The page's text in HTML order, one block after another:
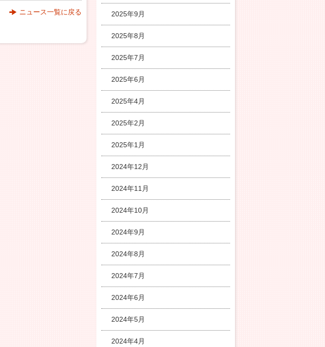
ニュース一覧に戻る 2025年9月
2025年8月
2025年7月
2025年6月
2025年4月
2025年2月
2025年1月
2024年12月
2024年11月
2024年10月
2024年9月
2024年8月
2024年7月
2024年6月
2024年5月
2024年4月